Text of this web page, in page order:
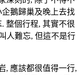
鵝歸巢及晚上去找
整個行程, 其實不很
人難忘, 但這不是行
, 應該都很值得一行,